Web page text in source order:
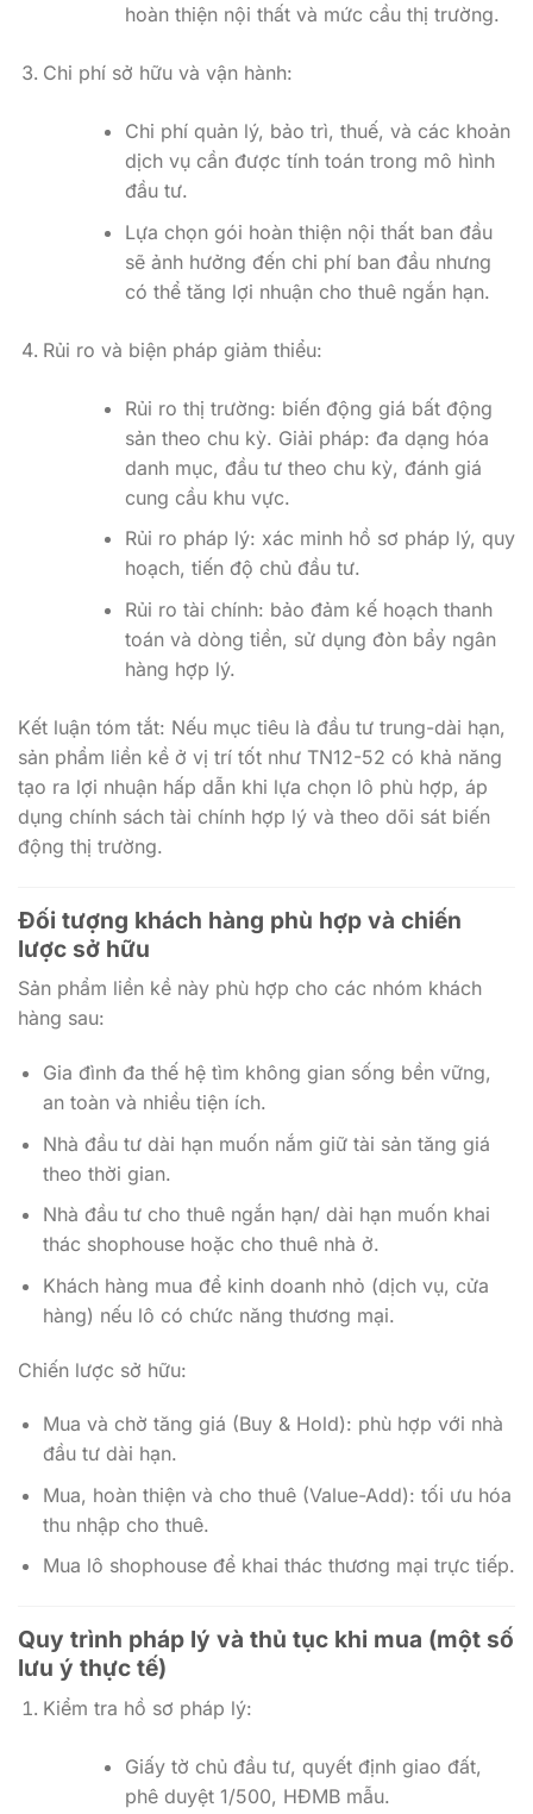
hoàn thiện nội thất và mức cầu thị trường.
Chi phí sở hữu và vận hành:
Chi phí quản lý, bảo trì, thuế, và các khoản
dịch vụ cần được tính toán trong mô hình
đầu tư.
Lựa chọn gói hoàn thiện nội thất ban đầu
sẽ ảnh hưởng đến chi phí ban đầu nhưng
có thể tăng lợi nhuận cho thuê ngắn hạn.
Rủi ro và biện pháp giảm thiểu:
Rủi ro thị trường: biến động giá bất động
sản theo chu kỳ. Giải pháp: đa dạng hóa
danh mục, đầu tư theo chu kỳ, đánh giá
cung cầu khu vực.
Rủi ro pháp lý: xác minh hồ sơ pháp lý, quy
hoạch, tiến độ chủ đầu tư.
Rủi ro tài chính: bảo đảm kế hoạch thanh
toán và dòng tiền, sử dụng đòn bẩy ngân
hàng hợp lý.
Kết luận tóm tắt: Nếu mục tiêu là đầu tư trung-dài hạn,
sản phẩm liền kề ở vị trí tốt như TN12-52 có khả năng
tạo ra lợi nhuận hấp dẫn khi lựa chọn lô phù hợp, áp
dụng chính sách tài chính hợp lý và theo dõi sát biến
động thị trường.
Đối tượng khách hàng phù hợp và chiến
lược sở hữu
Sản phẩm liền kề này phù hợp cho các nhóm khách
hàng sau:
Gia đình đa thế hệ tìm không gian sống bền vững,
an toàn và nhiều tiện ích.
Nhà đầu tư dài hạn muốn nắm giữ tài sản tăng giá
theo thời gian.
Nhà đầu tư cho thuê ngắn hạn/ dài hạn muốn khai
thác shophouse hoặc cho thuê nhà ở.
Khách hàng mua để kinh doanh nhỏ (dịch vụ, cửa
hàng) nếu lô có chức năng thương mại.
Chiến lược sở hữu:
Mua và chờ tăng giá (Buy & Hold): phù hợp với nhà
đầu tư dài hạn.
Mua, hoàn thiện và cho thuê (Value-Add): tối ưu hóa
thu nhập cho thuê.
Mua lô shophouse để khai thác thương mại trực tiếp.
Quy trình pháp lý và thủ tục khi mua (một số
lưu ý thực tế)
Kiểm tra hồ sơ pháp lý:
Giấy tờ chủ đầu tư, quyết định giao đất,
phê duyệt 1/500, HĐMB mẫu.